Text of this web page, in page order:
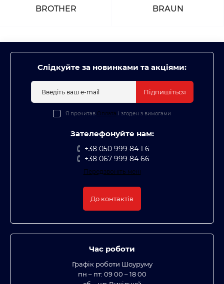
BROTHER BRAUN
Слідкуйте за новинками та акціями:
Підпишіться
Я прочитав Оплата і згоден з вимогами
Зателефонуйте нам:
+38 050 999 84 1 6
+38 067 999 84 66
Передзвоніть мені
До контактів
Час роботи
Графік роботи Шоуруму
пн – пт: 09 00 – 18 00